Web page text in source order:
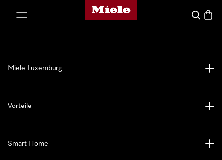
Miele-Homepage
Suche
Miele Luxemburg
Vorteile
Smart Home